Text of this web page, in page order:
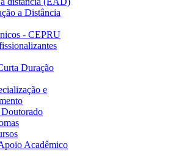
a Distância
- CEPRU
Duração
e
Acadêmico